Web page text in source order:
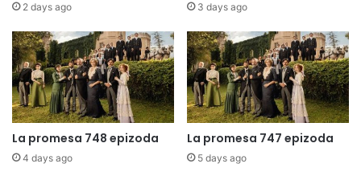
2 days ago 3 days ago
La promesa 748 epizoda
4 days ago
La promesa 747 epizoda
5 days ago